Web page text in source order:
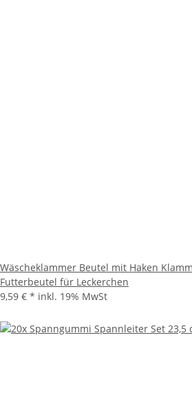
Wäscheklammer Beutel mit Haken
Futterbeutel für Leckerchen
9,59 € * inkl. 19% MwSt